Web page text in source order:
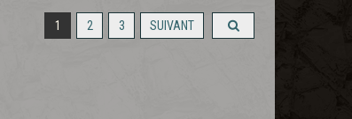
1 2 3 SUIVANT